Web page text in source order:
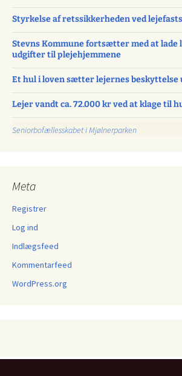
Styrkelse af retssikkerheden ved
Stevns Kommune fortsætter med at lade
udgifter til plejehjemmene
Et hul i loven sætter lejernes beskyttelse
Lejer vandt ca. 72.000 kr ved at klage til
Seniorbofællesskabet i Mjølnerparken
Meta
Registrer
Log ind
Indlægsfeed
Kommentarfeed
WordPress.org